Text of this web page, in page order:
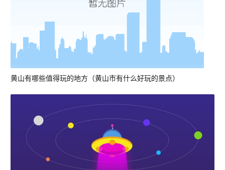
黄山有哪些值得玩的地方（黄山市有什么好玩的景点）